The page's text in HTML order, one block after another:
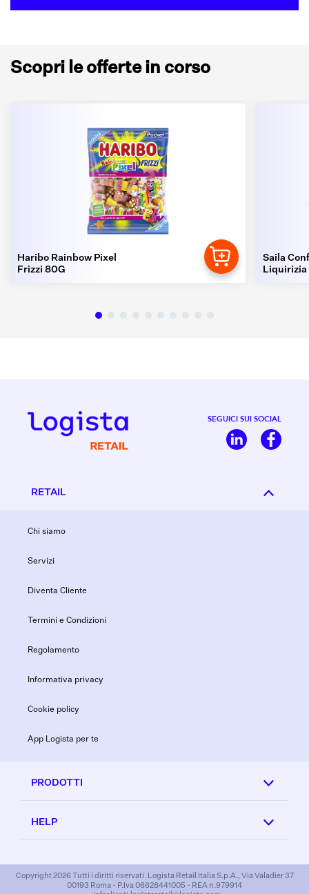
Scopri le offerte in corso
Haribo Rainbow Pixel
Frizzi 80G
Saila
Liquirizia
SEGUICI SUI SOCIAL
RETAIL
Chi siamo
Servizi
Diventa Cliente
Termini e Condizioni
Regolamento
Informativa privacy
Cookie policy
App Logista per te
PRODOTTI
HELP
Copyright 2026 Tutti i diritti riservati. Logista Retail Italia S.p.A., Via Valadier 37
00193 Roma - P.Iva 06628441005 - REA n.979914